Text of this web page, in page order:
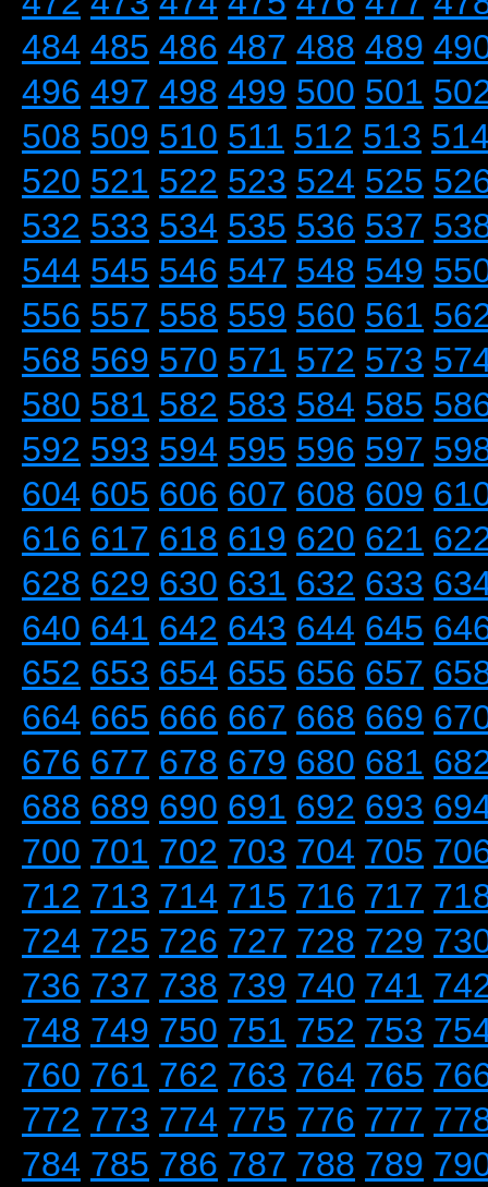
484 485 486 487 488 489
496 497 498 499 500 501
508 509 510 511 512 513
520 521 522 523 524 525
532 533 534 535 536 537
544 545 546 547 548 549
556 557 558 559 560 561
568 569 570 571 572 573
580 581 582 583 584 585
592 593 594 595 596 597
604 605 606 607 608 609
616 617 618 619 620 621
628 629 630 631 632 633
640 641 642 643 644 645
652 653 654 655 656 657
664 665 666 667 668 669
676 677 678 679 680 681
688 689 690 691 692 693
700 701 702 703 704 705
712 713 714 715 716 717
724 725 726 727 728 729
736 737 738 739 740 741
748 749 750 751 752 753
760 761 762 763 764 765
772 773 774 775 776 777
784 785 786 787 788 789